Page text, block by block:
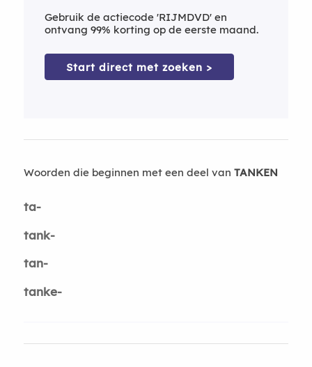
Gebruik de actiecode 'RIJMDVD' en
ontvang 99% korting op de eerste maand.
Start direct met zoeken >
Woorden die beginnen met een deel van TANKEN
ta-
tank-
tan-
tanke-